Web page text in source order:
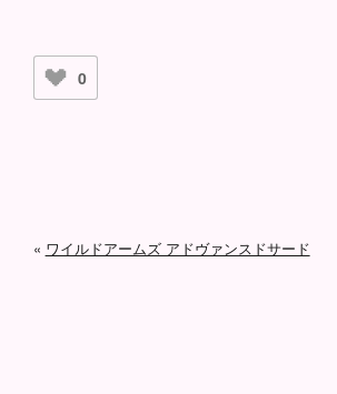
0
« ワイルドアームズ アドヴァンスドサード